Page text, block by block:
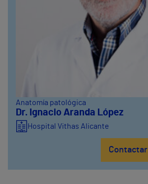
Anatomía patológica
Dr. Ignacio Aranda López
Hospital Vithas Alicante
Contactar